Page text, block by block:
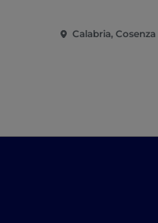
Calabria, Cosenza